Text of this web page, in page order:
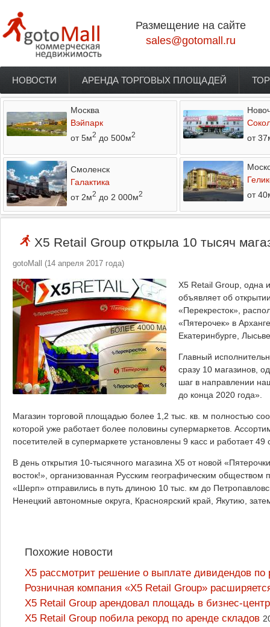
Размещение на сайте
sales@gotomall.ru
Главное меню
НОВОСТИ АРЕНДА ТОРГОВЫХ ПЛОЩАДЕЙ
Москва
Вэйпарк
от 5м2 до 500м2
от
Смоленск
Галактика
от 2м2 до 2 000м2
от
X5 Retail Group открыла 10 тысяч
gotoMall (14 апреля 2017 года)
X5 Retail Group, одна
объявляет об
«Перекресток»,
«Пятерочек» в
Екатеринбурге,
Главный
сразу 10 магазинов,
шаг в направлении
до конца 2020 года».
Магазин торговой площадью более 1,2 тыс. кв. м полностью
которой уже работает более половины супермаркетов.
посетителей в супермаркете установлены 9 касс и работает 49
В день открытия 10-тысячного магазина X5 от новой
восток!», организованная Русским географическим
«Шерп» отправились в путь длиною 10 тыс. км до
Ненецкий автономные округа, Красноярский край, Якутию,
Похожие новости
X5 рассмотрит решение о выплате дивидендов по
Розничная компания «X5 Retail Group»
X5 Retail Group арендовал площадь в бизнес-
X5 Retail Group побила рекорд по аренде складов